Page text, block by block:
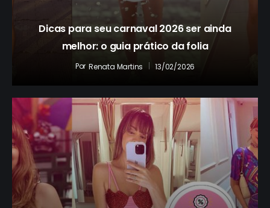
Dicas para seu carnaval 2026 ser ainda
melhor: o guia prático da folia
Por Renata Martins 13/02/2026